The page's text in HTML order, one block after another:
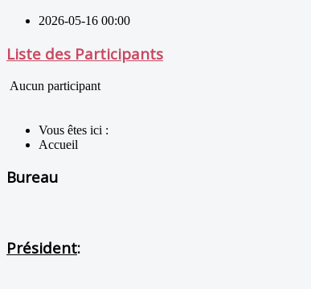
2026-05-16 00:00
Liste des Participants
Aucun participant
Vous êtes ici :
Accueil
Bureau
Président: